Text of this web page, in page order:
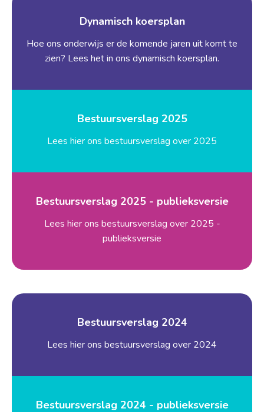
Dynamisch koersplan
Hoe ons onderwijs er de komende jaren uit komt te
zien? Lees het in ons dynamisch koersplan.
Bestuursverslag 2025
Lees hier ons bestuursverslag over 2025
Bestuursverslag 2025 - publieksversie
Lees hier ons bestuursverslag over 2025 -
publieksversie
Bestuursverslag 2024
Lees hier ons bestuursverslag over 2024
Bestuursverslag 2024 - publieksversie